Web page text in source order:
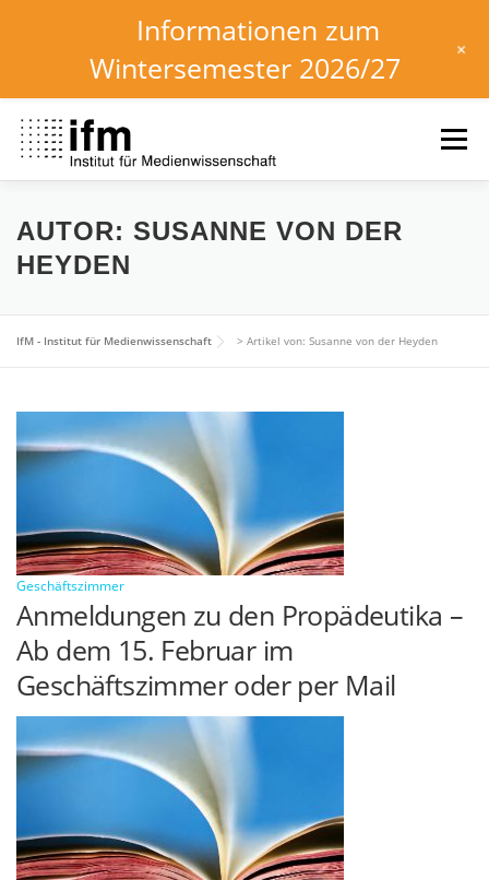
Inhalt
springen
Menü
HOME NEWS KALENDER STUDIUM
AUTOR: SUSANNE VON DER
HEYDEN
IfM - Institut für Medienwissenschaft > Artikel von: Susanne von der Heyden
Geschäftszimmer
Anmeldungen zu den Propädeutika –
Ab dem 15. Februar im
Geschäftszimmer oder per Mail
Informationen zum
Wintersemester 2026/27
+